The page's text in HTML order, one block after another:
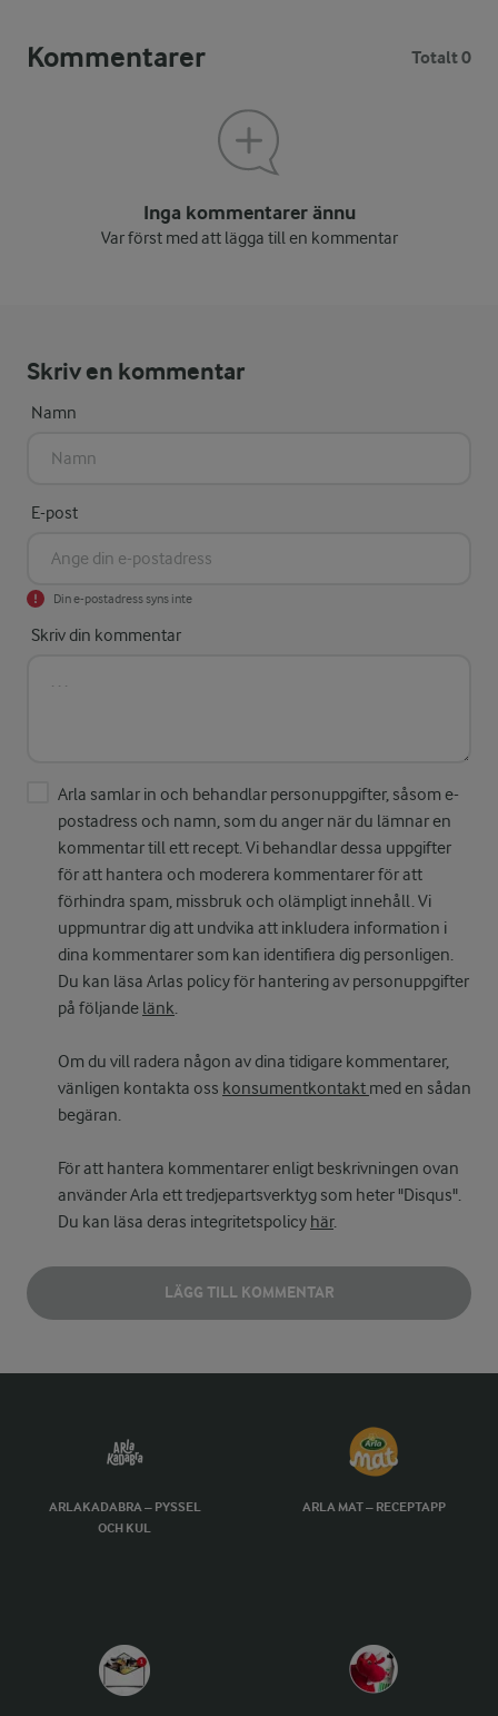
Kommentarer Totalt 0
Inga kommentarer ännu
Var först med att lägga till en kommentar
Skriv en kommentar
Namn
E-post
Din e-postadress syns inte
Skriv din kommentar
Arla samlar in och behandlar personuppgifter, såsom e-
postadress och namn, som du anger när du lämnar en
kommentar till ett recept. Vi behandlar dessa uppgifter
för att hantera och moderera kommentarer för att
förhindra spam, missbruk och olämpligt innehåll. Vi
uppmuntrar dig att undvika att inkludera information i
dina kommentarer som kan identifiera dig personligen.
Du kan läsa Arlas policy för hantering av personuppgifter
på följande länk.
Om du vill radera någon av dina tidigare kommentarer,
vänligen kontakta oss konsumentkontakt med en sådan
begäran.
För att hantera kommentarer enligt beskrivningen ovan
använder Arla ett tredjepartsverktyg som heter "Disqus".
Du kan läsa deras integritetspolicy här.
LÄGG TILL KOMMENTAR
ARLAKADABRA – PYSSEL
OCH KUL
ARLA MAT – RECEPTAPP